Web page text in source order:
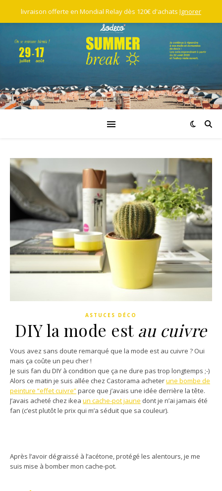
ASTUCES DÉCO
DIYla mode est au cuivre
Vous avez sans doute remarqué que la mode est au cuivre ? Oui
mais ça coûte un peu cher !
Je suis fan du DIY à condition que ça ne dure pas trop longtemps ;-)
Alors ce matin je suis allée chez Castorama acheterune bombe de
peinture “effet cuivre”parce que j’avais une idée derrière la tête.
J’avais acheté chez ikea un cache-pot jaune dont je n’ai jamais été
fan (c’est plutôt le prix qui m’a séduit que sa couleur).
Après l’avoir dégraissé à l’acétone, protégé les alentours, je me
suis mise à bomber mon cache-pot.
livraison offerte en Mondial Relay dès 120€ d'achats Ignorer